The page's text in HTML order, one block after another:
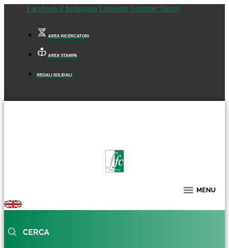
Facebook-f Instagram Linkedin Youtube Tiktok
AREA RICERCATORI
AREA STAMPA
REGALI SOLIDALI